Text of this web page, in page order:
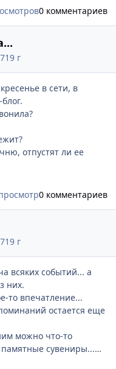
alicka.fo
с точки зрения
будут линять. Кстати
как кажутся на
Но мерзнут.
шерстью..
Плюшевые
крупные. Там один
такой(я его хозяйке
апельсиновые
фоток клубочком
и поиграть.
я конечно
0 комментариев
19 г
в сети, в
отпустят ли ее
но ждали то мы все
сих пор не вериться!!
хотела. но Лелик
равно придет.
причину для
0 комментариев
19 г
всяких событий... а
них.
то впечатление...
остается еще
можно что-то
сувениры...